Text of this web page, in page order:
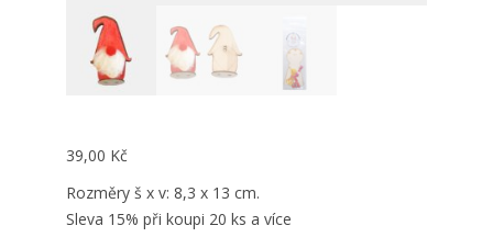
39,00 Kč
Rozměry š x v: 8,3 x 13 cm.
Sleva 15% při koupi 20 ks a více